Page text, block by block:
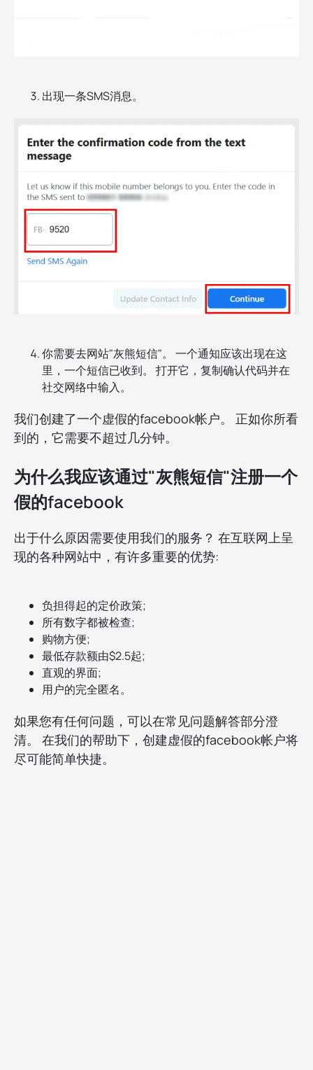
出现一条SMS消息。
你需要去网站"灰熊短信"。 一个通知应该出现在这
里，一个短信已收到。 打开它，复制确认代码并在
社交网络中输入。
我们创建了一个虚假的facebook帐户。 正如你所看
到的，它需要不超过几分钟。
为什么我应该通过"灰熊短信"注册一个
假的facebook
出于什么原因需要使用我们的服务？ 在互联网上呈
现的各种网站中，有许多重要的优势:
负担得起的定价政策;
所有数字都被检查;
购物方便;
最低存款额由$2.5起;
直观的界面;
用户的完全匿名。
如果您有任何问题，可以在常见问题解答部分澄
清。 在我们的帮助下，创建虚假的facebook帐户将
尽可能简单快捷。